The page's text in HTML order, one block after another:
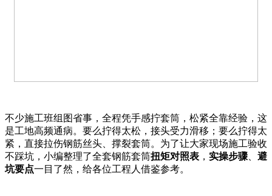
不少施工班组图省事，全程凭手感拧套筒，松紧全靠经验，这
是工地高频通病。要么拧得太松，接头受力滑移；要么拧得太
紧，直接拉伤钢筋丝头、撑裂套筒。为了让大家现场施工验收
不踩坑，小编整理了全套钢筋套筒扭矩对照表 ， 实操步骤
避
坑要点一目了然，给各位工程人借鉴参考。